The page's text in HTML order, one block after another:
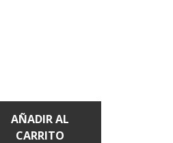
AÑADIR AL
CARRITO